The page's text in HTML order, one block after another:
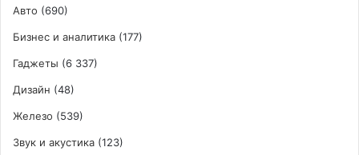
Авто (690)
Бизнес и аналитика (177)
Гаджеты (6 337)
Дизайн (48)
Железо (539)
Звук и акустика (123)